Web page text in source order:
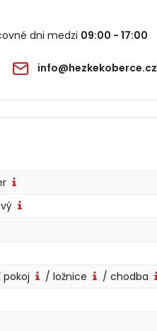
dni medzi 09:00 - 17:00
info@hezkekoberce.cz
/ ložnice
/ chodba